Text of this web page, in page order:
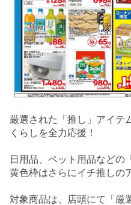
厳選された「推し」アイテ
くらしを全力応援！
日用品、ペット用品などの
黄色枠はさらにイチ推しの
対象商品は、店頭にて「厳